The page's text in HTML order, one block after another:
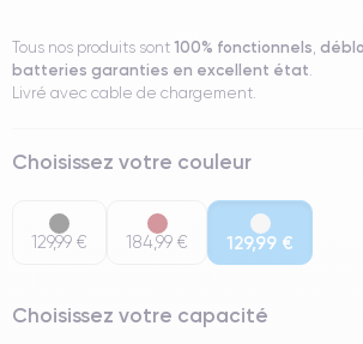
Tous nos produits sont 100% fonctionnels,
batteries garanties en excellent état.
Livré avec cable de chargement.
Choisissez votre couleur
129,99 € 184,99 € 129,99 €
Choisissez votre capacité